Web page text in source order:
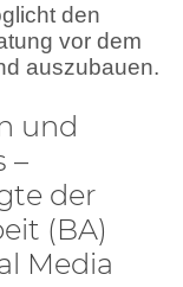
den
vor dem
auszubauen.
und
–
der
(BA)
Media